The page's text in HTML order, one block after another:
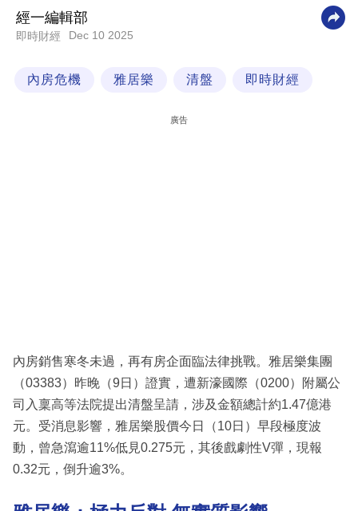
技
經一編輯部
即時財經 Dec 10 2025
內房危機 雅居樂 清盤 即時財經
廣告
內房銷售寒冬未過，再有房企面臨法律挑戰。雅居樂集團
（03383）昨晚（9日）證實，遭新濠國際（0200）附屬公
司入稟高等法院提出清盤呈請，涉及金額總計約1.47億港
元。受消息影響，雅居樂股價今日（10日）早段極度波
動，曾急瀉逾11%低見0.275元，其後戲劇性V彈，現報
0.32元，倒升逾3%。